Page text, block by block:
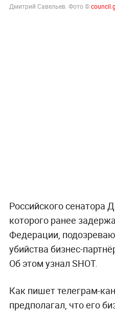
Дмитрий Савельев. Фото ©
Российского сенатора
которого ранее
Федерации,
убийства бизнес-
Об этом узнал SHOT.
Как пишет телеграм-
предполагал, что его